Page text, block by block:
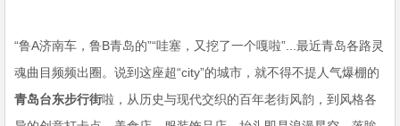
“鲁A济南车，鲁B青岛的”“哇塞，又挖了一个嘎啦”...最近青岛各路灵
魂曲目频频出圈。说到这座超“city”的城市，就不得不提人气爆棚的
青岛台东步行街啦，从历史与现代交织的百年老街风韵，到风格各